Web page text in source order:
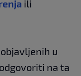
ili
u
na ta